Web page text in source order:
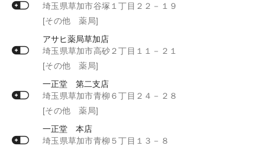
埼玉県草加市谷塚１丁目２２－１９
[その他 薬局]
アサヒ薬局草加店
埼玉県草加市高砂２丁目１１－２１
[その他 薬局]
一正堂 第二支店
埼玉県草加市青柳６丁目２４－２８
[その他 薬局]
一正堂 本店
埼玉県草加市青柳５丁目１３－８